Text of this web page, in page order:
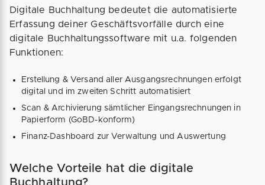
Digitale Buchhaltung bedeutet die automatisierte
Erfassung deiner Geschäftsvorfälle durch eine
digitale Buchhaltungssoftware mit u.a. folgenden
Funktionen:
Erstellung & Versand aller Ausgangsrechnungen erfolgt
digital und im zweiten Schritt automatisiert
Scan & Archivierung sämtlicher Eingangsrechnungen in
Papierform (GoBD-konform)
Finanz-Dashboard zur Verwaltung und Auswertung
Welche Vorteile hat die digitale